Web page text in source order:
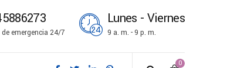
emergencia 24/7
Lunes - Viernes
9 a. m. - 9 p. m.
0